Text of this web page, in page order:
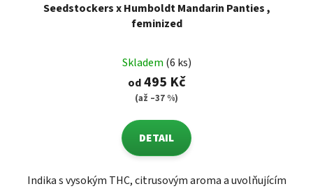
Seedstockers x Humboldt Mandarin Panties ,
feminized
Skladem (6 ks)
od495 Kč
(až –37 %)
DETAIL
Indika s vysokým THC, citrusovým aroma a uvolňujícím